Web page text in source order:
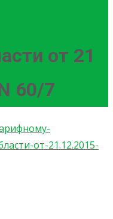
от 21
60/7
от-21.12.2015-